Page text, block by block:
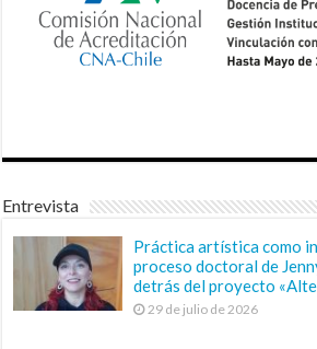
Entrevista
Práctica artística como
proceso doctoral de
detrás del proyecto
29 de julio de 2026